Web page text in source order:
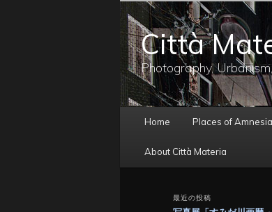
Città
Photography,
ニ
Home Places of Amnesia
About Città Materia
最近の投稿